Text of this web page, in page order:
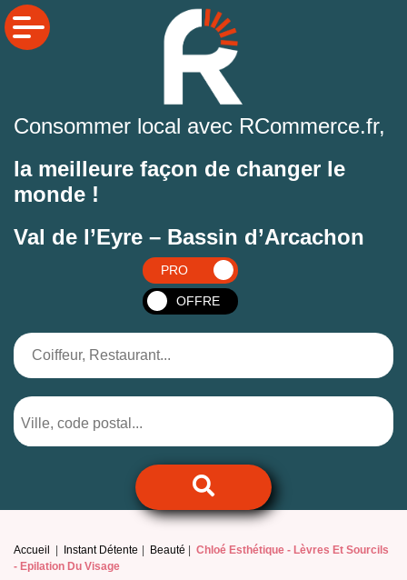
Consommer local avec RCommerce.fr,
la meilleure façon de changer le
monde !
Val de l’Eyre – Bassin d’Arcachon
PRO
OFFRE
Accueil Instant Détente Beauté Chloé Esthétique - Lèvres Et Sourcils
- Epilation Du Visage